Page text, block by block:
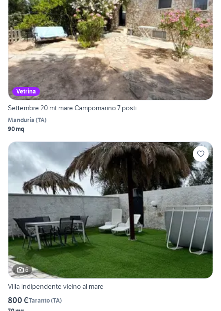
Vetrina
Settembre 20 mt mare Campomarino 7 posti
Manduria (TA)
90 mq
6
Villa indipendente vicino al mare
800 €Taranto(TA)